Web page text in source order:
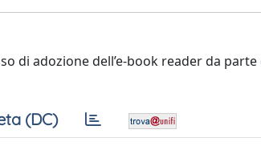
di adozione dell’e-book reader da parte
(DC)